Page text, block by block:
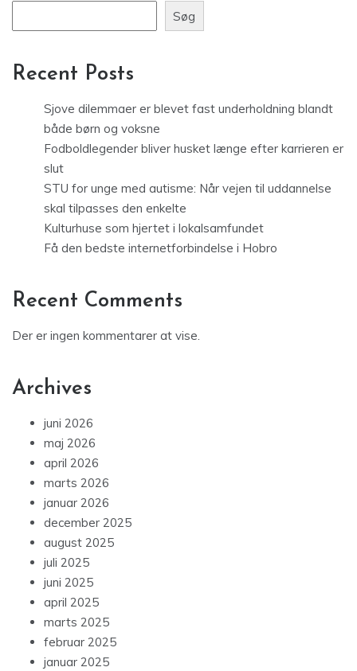
Søg
Recent Posts
Sjove dilemmaer er blevet fast underholdning blandt
både børn og voksne
Fodboldlegender bliver husket længe efter karrieren er
slut
STU for unge med autisme: Når vejen til uddannelse
skal tilpasses den enkelte
Kulturhuse som hjertet i lokalsamfundet
Få den bedste internetforbindelse i Hobro
Recent Comments
Der er ingen kommentarer at vise.
Archives
juni 2026
maj 2026
april 2026
marts 2026
januar 2026
december 2025
august 2025
juli 2025
juni 2025
april 2025
marts 2025
februar 2025
januar 2025